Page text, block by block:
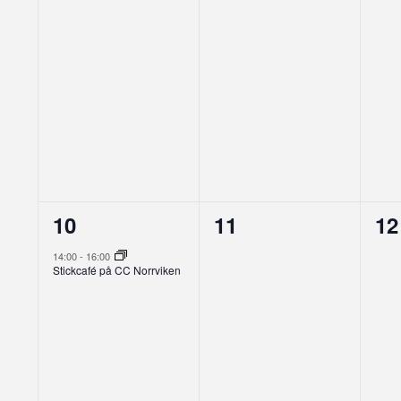
1
evenemang,
10
14:00- 16:00
Stickcafé på CC Norrviken
0
11
0
12